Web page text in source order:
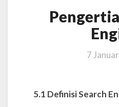
7
5.1 Definisi Search